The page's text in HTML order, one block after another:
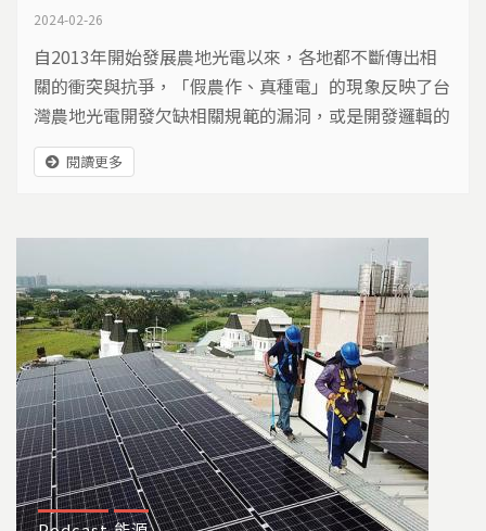
2024-02-26
自2013年開始發展農地光電以來，各地都不斷傳出相
關的衝突與抗爭，「假農作、真種電」的現象反映了台
灣農地光電開發欠缺相關規範的漏洞，或是開發邏輯的
問題？
閱讀更多